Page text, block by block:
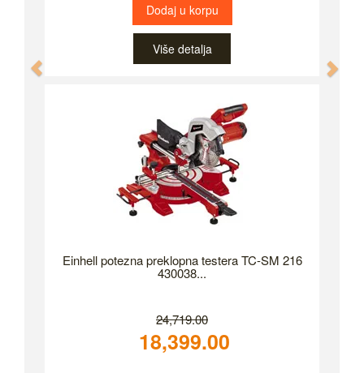
Dodaj u korpu
Više detalja
Einhell potezna preklopna testera TC-SM 216
430038...
24,719.00
18,399.00